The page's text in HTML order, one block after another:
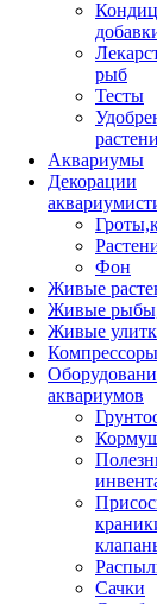
рыб
Тесты
Аквариумы
Декорации
Фон
Живые
Живые
Живые
Компрессоры
аквариумов
Сачки